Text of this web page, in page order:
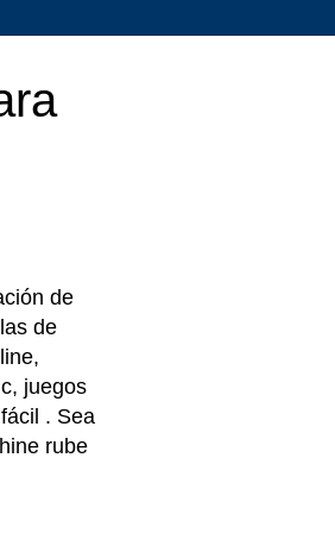
de
de
juegos
. Sea
rube